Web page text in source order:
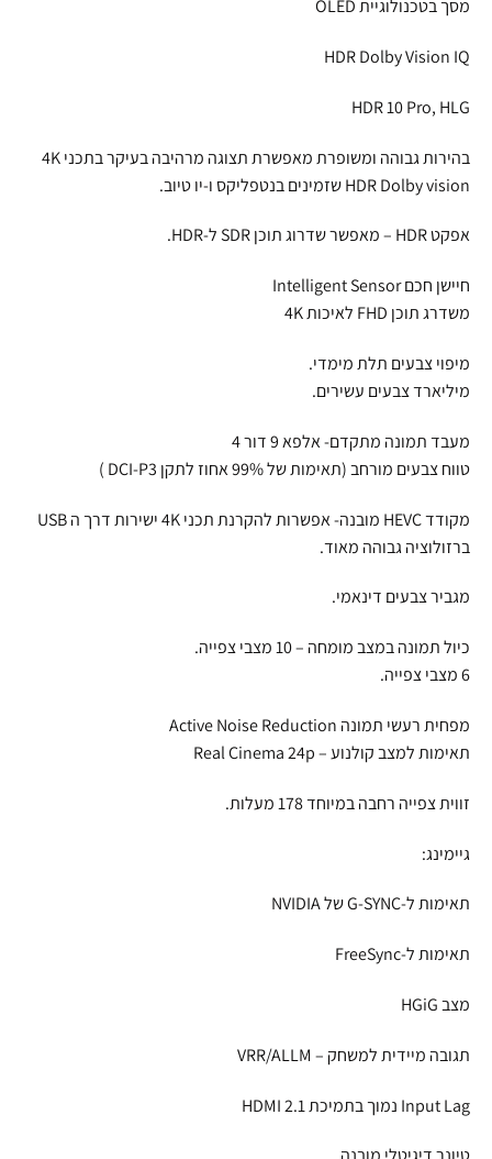
מסך בטכנולוגיית OLED
HDR Dolby Vision IQ
HDR 10 Pro, HLG
בהירות גבוהה ומשופרת מאפשרת תצוגה מרהיבה בעיקר בתכני 4K
HDR Dolby vision שזמינים בנטפליקס ו-יו טיוב.
אפקט HDR – מאפשר שדרוג תוכן SDR ל-HDR.
חיישן חכם Intelligent Sensor
משדרג תוכן FHD לאיכות 4K
מיפוי צבעים תלת מימדי.
מיליארד צבעים עשירים.
מעבד תמונה מתקדם- אלפא 9 דור 4
טווח צבעים מורחב (תאימות של 99% אחוז לתקן DCI-P3 )
מקודד HEVC מובנה- אפשרות להקרנת תכני 4K ישירות דרך ה USB
ברזולוציה גבוהה מאוד.
מגביר צבעים דינאמי.
כיול תמונה במצב מומחה – 10 מצבי צפייה.
6 מצבי צפייה.
מפחית רעשי תמונה Active Noise Reduction
תאימות למצב קולנוע – Real Cinema 24p
זווית צפייה רחבה במיוחד 178 מעלות.
גיימינג:
תאימות ל-G-SYNC של NVIDIA
תאימות ל-FreeSync
מצב HGiG
תגובה מיידית למשחק – VRR/ALLM
Input Lag נמוך בתמיכת HDMI 2.1